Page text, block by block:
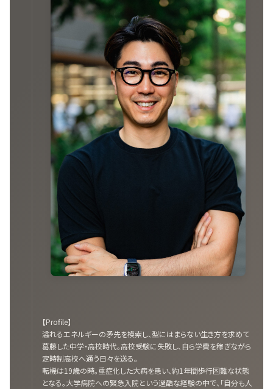
【Profile】
溢れるエネルギーの矛先を模索し、型にはまらない生き方を求めて
葛藤した中学・高校時代。高校受験に失敗し、自ら学費を稼ぎながら
定時制高校へ通う日々を送る。
転機は19歳の時。重症化した大病を患い、約1年間歩行困難な状態
となる。大学病院への緊急入院という過酷な経験の中で、「自分も人